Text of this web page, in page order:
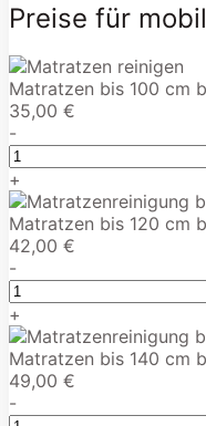
Preise für
Matratzen bis 100 cm
35,00 €
-
+
Matratzen bis 120 cm
42,00 €
-
+
Matratzen bis 140 cm
49,00 €
-